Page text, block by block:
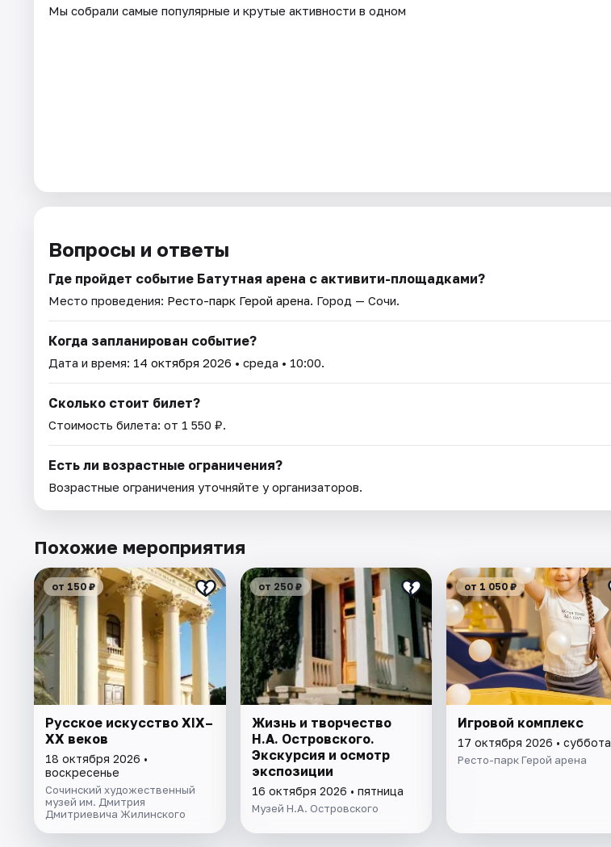
Мы собрали самые популярные и крутые активности в одном
Вопросы и ответы
Где пройдет событие Батутная арена с активити-площадками?
Место проведения: Ресто-парк Герой арена. Город — Сочи.
Когда запланирован событие?
Дата и время: 14 октября 2026 • среда • 10:00.
Сколько стоит билет?
Стоимость билета: от 1 550 ₽.
Есть ли возрастные ограничения?
Возрастные ограничения уточняйте у организаторов.
Похожие мероприятия
от 150 ₽
Русское искусство XIX–
XX веков
18 октября 2026 •
воскресенье
Сочинский художественный
музей им. Дмитрия
Дмитриевича Жилинского
от 250 ₽
Жизнь и творчество
Н.А. Островского.
Экскурсия и осмотр
экспозиции
16 октября 2026 • пятница
Музей Н.А. Островского
от 1 050 ₽
Игровой комплекс
17 октября 2026 • суббота
Ресто-парк Герой арена